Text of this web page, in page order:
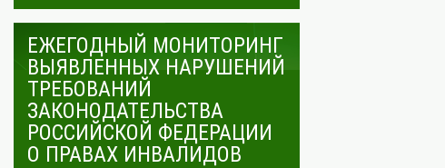
ЕЖЕГОДНЫЙ МОНИТОРИНГ
ВЫЯВЛЕННЫХ НАРУШЕНИЙ
ТРЕБОВАНИЙ
ЗАКОНОДАТЕЛЬСТВА
РОССИЙСКОЙ ФЕДЕРАЦИИ
О ПРАВАХ ИНВАЛИДОВ